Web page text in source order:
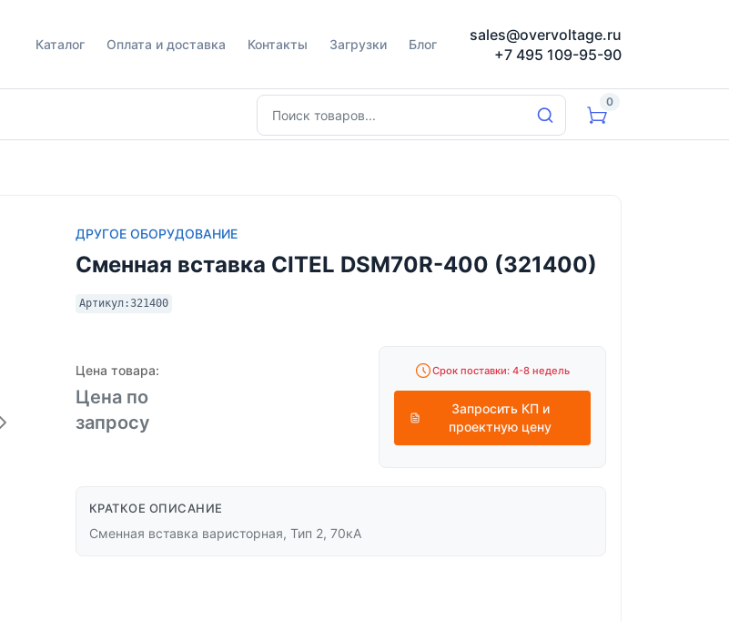
Каталог Оплата и доставка Контакты Загрузки Блог
sales@overvoltage.ru
+7 495 109-95-90
0
ДРУГОЕ ОБОРУДОВАНИЕ
Сменная вставка CITEL DSM70R-400 (321400)
Артикул:321400
Цена товара:
Цена по
запросу
Срок поставки: 4-8 недель
Запросить КП и
проектную цену
КРАТКОЕ ОПИСАНИЕ
Сменная вставка варисторная, Тип 2, 70кА